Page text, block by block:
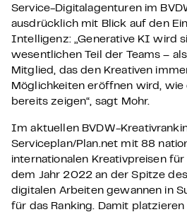
Service-Digitalagenturen im
ausdrücklich mit Blick auf den
Intelligenz: „Generative KI wird
wesentlichen Teil der Teams –
Mitglied, das den Kreativen
Möglichkeiten eröffnen wird, wie
bereits zeigen“, sagt Mohr.
Im aktuellen BVDW-
Serviceplan/Plan.net mit 88
internationalen Kreativpreisen
dem Jahr 2022 an der Spitze des
digitalen Arbeiten gewannen in
für das Ranking. Damit